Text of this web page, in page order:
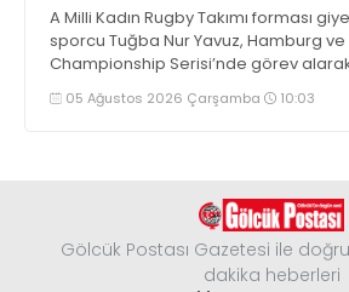
A Milli Kadın Rugby Takımı forması
sporcu Tuğba Nur Yavuz, Hamburg ve
Championship Serisi’nde görev
çıkma eşiğini geride bıraktı
05 Ağustos 2026 Çarşamba 10:03
Gölcük Postası Gazetesi ile
dakika heberleri